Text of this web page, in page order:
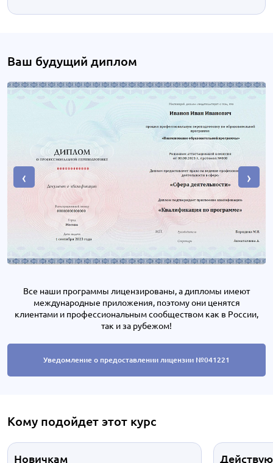
Ваш будущий диплом
‹ ›
Все наши программы лицензированы, а дипломы имеют
международные приложения, поэтому они ценятся
клиентами и профессиональным сообществом как в России,
так и за рубежом!
Уведомление о предоставлении лицензии №041221
Кому подойдет этот курс
Новичкам